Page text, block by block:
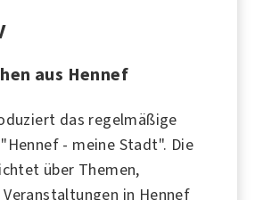
aus Hennef
das regelmäßige
- meine Stadt". Die
über Themen,
Veranstaltungen in Hennef